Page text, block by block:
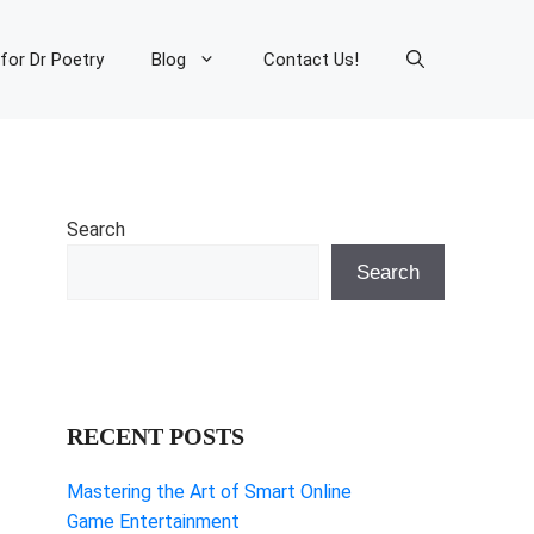
Dr Poetry Blog Contact Us!
Search
Search
RECENT POSTS
Mastering the Art of Smart Online
Game Entertainment